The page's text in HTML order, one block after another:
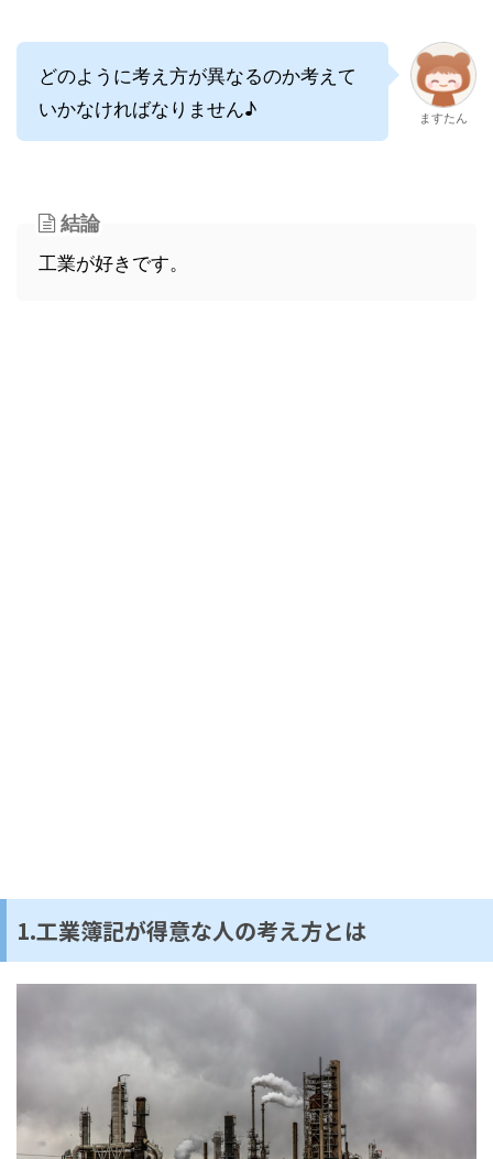
どのように考え方が異なるのか考えて
いかなければなりません♪
ますたん
結論
工業が好きです。
1.工業簿記が得意な人の考え方とは